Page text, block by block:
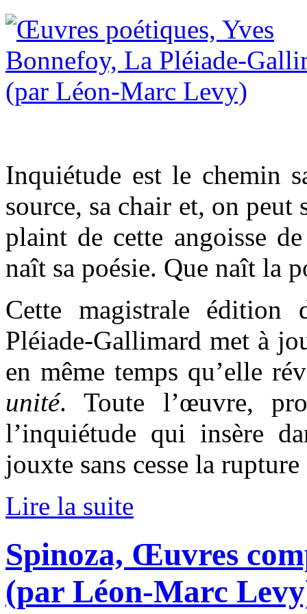
Inquiétude est le chemin
source, sa chair et, on peut
plaint de cette angoisse
naît sa poésie. Que naît la
Cette magistrale
Pléiade-Gallimard met à
en même temps qu’elle
unité. Toute l’œuvre,
l’inquiétude qui insère
jouxte sans cesse la
Lire la suite
Spinoza, Œuvres
(par Léon-Marc